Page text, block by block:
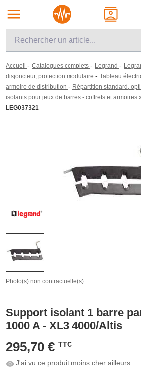
Accueil - Catalogues complets - Legrand -
disjoncteur, protection modulaire - Tableau
armoire de distribution - Répartition standard,
isolants pour jeux de barres - coffrets et armoires
LEG037321
Photo(s) non contractuelle(s)
Support isolant 1 barre
1000 A - XL3 4000/Altis
295,70 € TTC
J'ai vu ce produit moins cher ailleurs